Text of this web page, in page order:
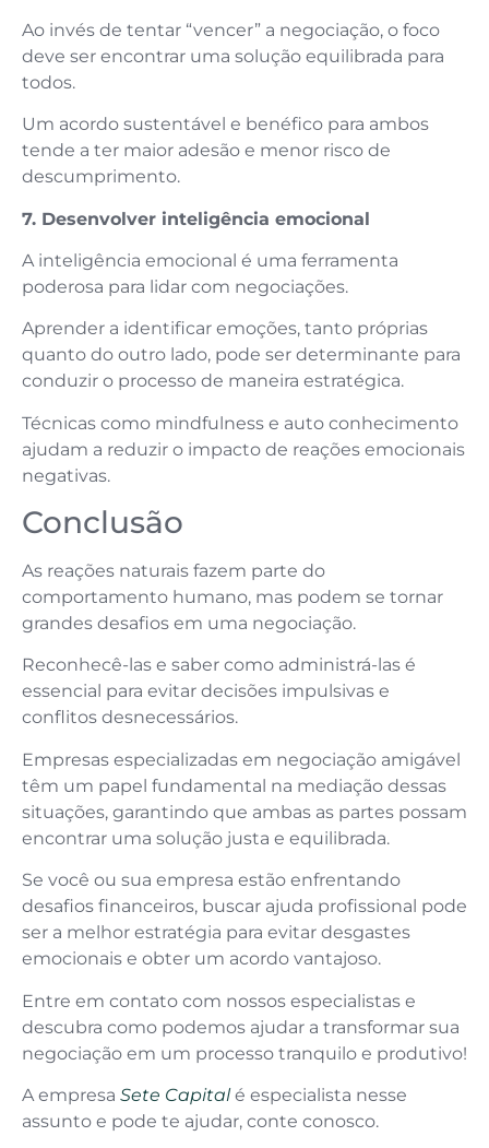
Ao invés de tentar “vencer” a negociação, o foco
deve ser encontrar uma solução equilibrada para
todos.
Um acordo sustentável e benéfico para ambos
tende a ter maior adesão e menor risco de
descumprimento.
7. Desenvolver inteligência emocional
A inteligência emocional é uma ferramenta
poderosa para lidar com negociações.
Aprender a identificar emoções, tanto próprias
quanto do outro lado, pode ser determinante para
conduzir o processo de maneira estratégica.
Técnicas como mindfulness e auto conhecimento
ajudam a reduzir o impacto de reações emocionais
negativas.
Conclusão
As reações naturais fazem parte do
comportamento humano, mas podem se tornar
grandes desafios em uma negociação.
Reconhecê-las e saber como administrá-las é
essencial para evitar decisões impulsivas e
conflitos desnecessários.
Empresas especializadas em negociação amigável
têm um papel fundamental na mediação dessas
situações, garantindo que ambas as partes possam
encontrar uma solução justa e equilibrada.
Se você ou sua empresa estão enfrentando
desafios financeiros, buscar ajuda profissional pode
ser a melhor estratégia para evitar desgastes
emocionais e obter um acordo vantajoso.
Entre em contato com nossos especialistas e
descubra como podemos ajudar a transformar sua
negociação em um processo tranquilo e produtivo!
A empresa Sete Capitalé especialista nesse
assunto e pode te ajudar, conte conosco.